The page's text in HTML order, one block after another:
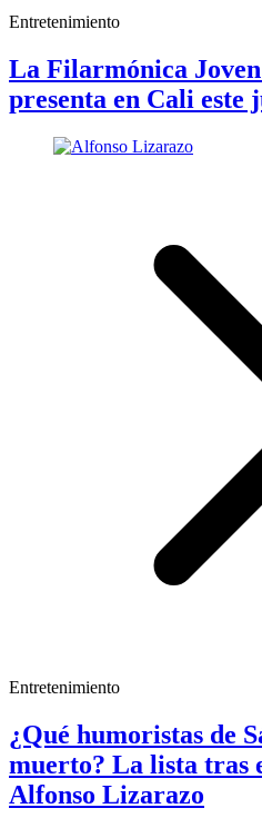
Entretenimiento
La Filarmónica
presenta en Cali este
Entretenimiento
¿Qué humoristas de
muerto? La lista tras
Alfonso Lizarazo